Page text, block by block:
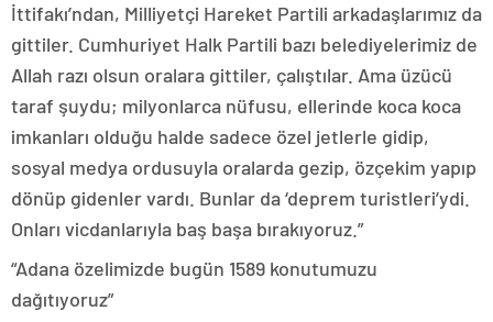
İttifakı’ndan, Milliyetçi Hareket Partili arkadaşlarımız da
gittiler. Cumhuriyet Halk Partili bazı belediyelerimiz de
Allah razı olsun oralara gittiler, çalıştılar. Ama üzücü
taraf şuydu; milyonlarca nüfusu, ellerinde koca koca
imkanları olduğu halde sadece özel jetlerle gidip,
sosyal medya ordusuyla oralarda gezip, özçekim yapıp
dönüp gidenler vardı. Bunlar da ‘deprem turistleri’ydi.
Onları vicdanlarıyla baş başa bırakıyoruz.”
“Adana özelimizde bugün 1589 konutumuzu
dağıtıyoruz”